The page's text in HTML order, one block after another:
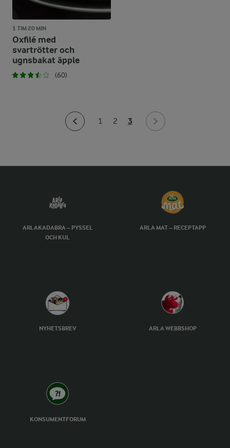
1 TIM 20 MIN
Oxfilé med
svartrötter och
ugnsbakat äpple
(60)
1 2 3
ARLAKADABRA – PYSSEL
OCH KUL
ARLA MAT – RECEPTAPP
NYHETSBREV ARLA WEBBSHOP
KONSUMENTFORUM